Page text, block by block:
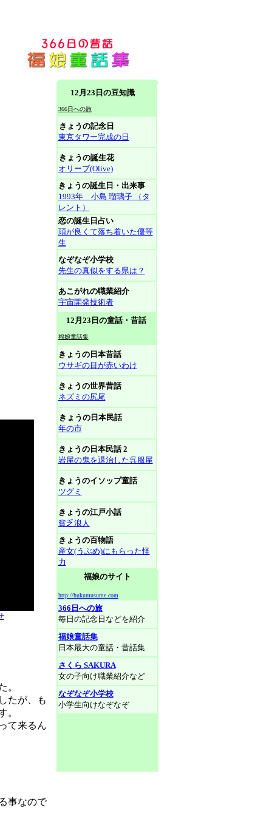
。
たが、も
。
て来るん
事なので
12月23日の豆知識
366日への旅
きょうの記念日
東京タワー完成の日
きょうの誕生花
オリーブ(Olive)
きょうの誕生日・出来事
1993年 小島 瑠璃子 （タ
レント）
恋の誕生日占い
頭が良くて落ち着いた優等
生
なぞなぞ小学校
先生の真似をする県は？
あこがれの職業紹介
宇宙開発技術者
12月23日の童話・昔話
福娘童話集
きょうの日本昔話
ウサギの目が赤いわけ
きょうの世界昔話
ネズミの尻尾
きょうの日本民話
年の市
きょうの日本民話 2
岩屋の鬼を退治した呉服屋
きょうのイソップ童話
ツグミ
きょうの江戸小話
貧乏浪人
きょうの百物語
産女(うぶめ)にもらった怪
力
福娘のサイト
http://hukumusume.com
366日への旅
毎日の記念日などを紹介
福娘童話集
日本最大の童話・昔話集
さくら SAKURA
女の子向け職業紹介など
なぞなぞ小学校
小学生向けなぞなぞ